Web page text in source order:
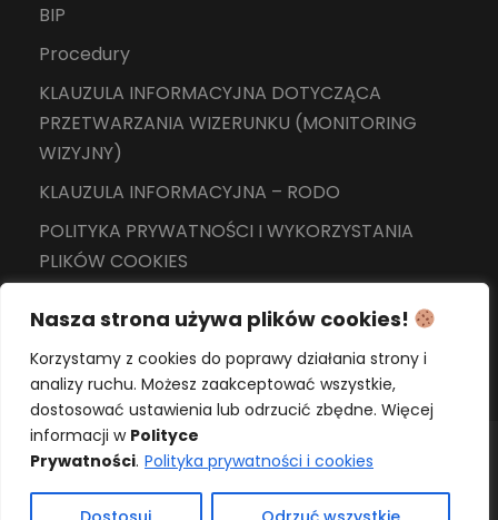
Nasza strona używa plików cookies!
Korzystamy z cookies do poprawy działania strony i
analizy ruchu. Możesz zaakceptować wszystkie,
dostosować ustawienia lub odrzucić zbędne. Więcej
informacji w Polityce
Prywatności. Polityka prywatności i cookies
BIP
Procedury
KLAUZULA INFORMACYJNA DOTYCZĄCA
PRZETWARZANIA WIZERUNKU (MONITORING
WIZYJNY)
KLAUZULA INFORMACYJNA – RODO
POLITYKA PRYWATNOŚCI I WYKORZYSTANIA
PLIKÓW COOKIES
Copyright 2024 Wszelkie prawa zastrzeżone -
Szkoła Podstawowa nr 15 z Oddziałami